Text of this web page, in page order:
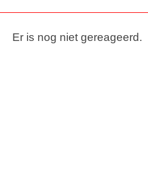
Er is nog niet gereageerd.